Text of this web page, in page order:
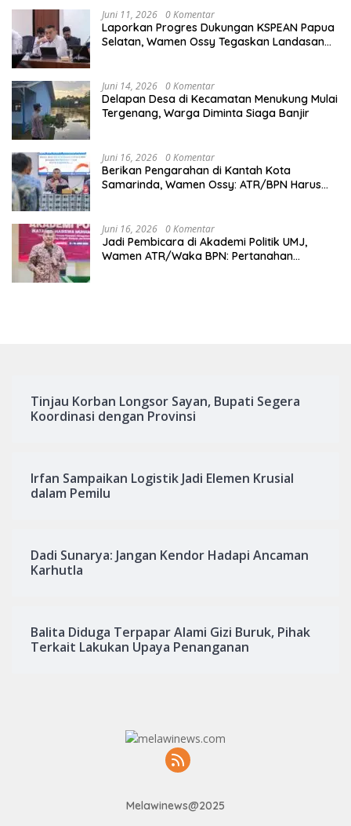
Juni 11, 2026 0 Komentar
Laporkan Progres Dukungan KSPEAN Papua
Selatan, Wamen Ossy Tegaskan Landasan
Juni 14, 2026 0 Komentar
Delapan Desa di Kecamatan Menukung Mulai
Tergenang, Warga Diminta Siaga Banjir
Juni 16, 2026 0 Komentar
Berikan Pengarahan di Kantah Kota
Samarinda, Wamen Ossy: ATR/BPN Harus
Juni 16, 2026 0 Komentar
Jadi Pembicara di Akademi Politik UMJ,
Wamen ATR/Waka BPN: Pertanahan
Tinjau Korban Longsor Sayan, Bupati Segera
Koordinasi dengan Provinsi
Irfan Sampaikan Logistik Jadi Elemen Krusial
dalam Pemilu
Dadi Sunarya: Jangan Kendor Hadapi Ancaman
Karhutla
Balita Diduga Terpapar Alami Gizi Buruk, Pihak
Terkait Lakukan Upaya Penanganan
Melawinews@2025